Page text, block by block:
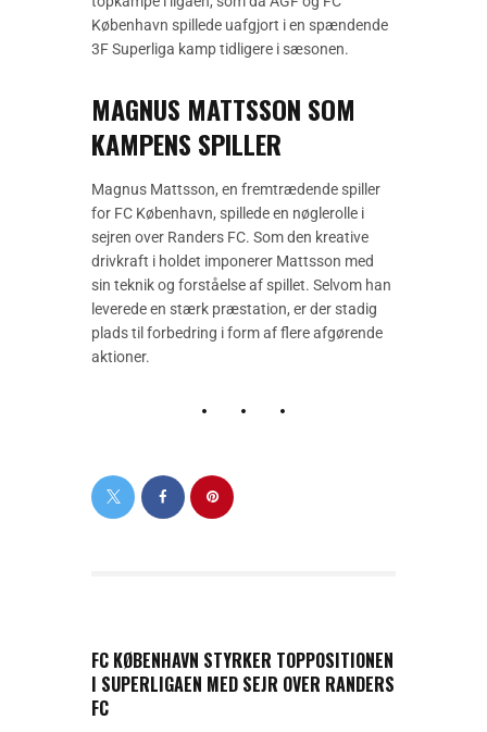
København spillede uafgjort i en spændende
3F Superliga kamp tidligere i sæsonen.
MAGNUS MATTSSON SOM
KAMPENS SPILLER
Magnus Mattsson, en fremtrædende spiller
for FC København, spillede en nøglerolle i
sejren over Randers FC. Som den kreative
drivkraft i holdet imponerer Mattsson med
sin teknik og forståelse af spillet. Selvom han
leverede en stærk præstation, er der stadig
plads til forbedring i form af flere afgørende
aktioner.
FC KØBENHAVN STYRKER TOPPOSITIONEN
I SUPERLIGAEN MED SEJR OVER RANDERS
FC